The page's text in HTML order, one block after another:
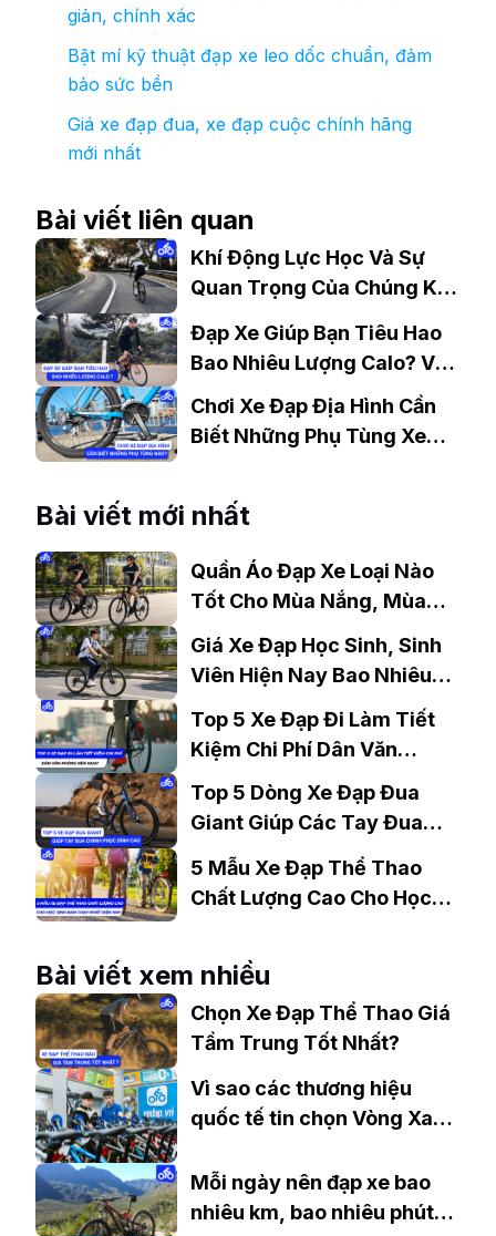
giản, chính xác
Bật mí kỹ thuật đạp xe leo dốc chuẩn, đảm
bảo sức bền
Giá xe đạp đua, xe đạp cuộc chính hãng
mới nhất
Bài viết liên quan
Khí Động Lực Học Và Sự
Quan Trọng Của Chúng Khi
Đạp Xe Giúp Bạn Tiêu Hao
Bao Nhiêu Lượng Calo? Và
Những Lưu Ý.
Chơi Xe Đạp Địa Hình Cần
Biết Những Phụ Tùng Xe
Bài viết mới nhất
Quần Áo Đạp Xe Loại Nào
Tốt Cho Mùa Nắng, Mùa
Giá Xe Đạp Học Sinh, Sinh
Viên Hiện Nay Bao Nhiêu?
Top 5 Xe Đạp Đi Làm Tiết
Kiệm Chi Phí Dân Văn
Phòng Nên Mua?
Top 5 Dòng Xe Đạp Đua
Giant Giúp Các Tay Đua
Chinh Phục Đỉnh Cao
5 Mẫu Xe Đạp Thể Thao
Chất Lượng Cao Cho Học
Bài viết xem nhiều
Chọn Xe Đạp Thể Thao Giá
Tầm Trung Tốt Nhất?
Vì sao các thương hiệu
quốc tế tin chọn Vòng Xanh
Mỗi ngày nên đạp xe bao
nhiêu km, bao nhiêu phút